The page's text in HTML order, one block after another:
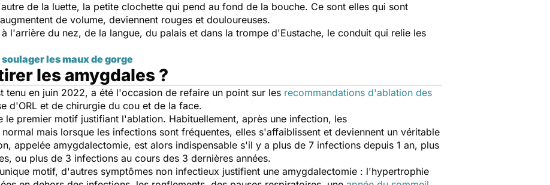
de la luette, la petite clochette qui pend au fond de la bouche. Ce sont elles qui sont
de volume, deviennent rouges et douloureuses.
l'arrière du nez, de la langue, du palais et dans la trompe d'Eustache, le conduit qui relie les
les maux de gorge
les amygdales ?
tenu en juin 2022, a été l'occasion de refaire un point sur les recommandations d'ablation des
d'ORL et de chirurgie du cou et de la face.
le premier motif justifiant l'ablation. Habituellement, après une infection, les
mais lorsque les infections sont fréquentes, elles s'affaiblissent et deviennent un véritable
appelée amygdalectomie, est alors indispensable s'il y a plus de 7 infections depuis 1 an, plus
ou plus de 3 infections au cours des 3 dernières années.
motif, d'autres symptômes non infectieux justifient une amygdalectomie : l'hypertrophie